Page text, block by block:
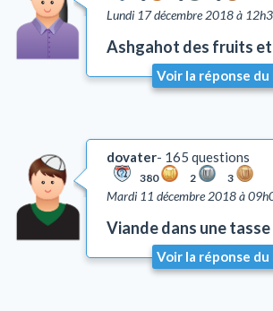
Lundi 17 décembre 2018 à
Ashgahot des fruits et
Voir la réponse du
dovater 165 questions
380 2 3
Mardi 11 décembre 2018 à
Viande dans une tasse
Voir la réponse du